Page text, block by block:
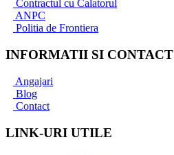
Contractul cu Calatorul
ANPC
Politia de Frontiera
INFORMATII SI CONTACT
Angajari
Blog
Contact
LINK-URI UTILE